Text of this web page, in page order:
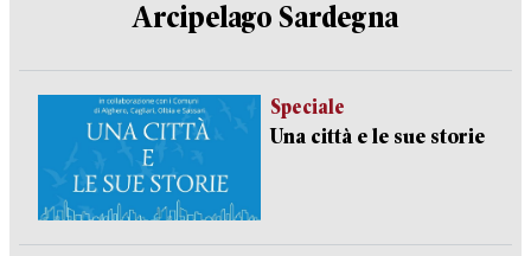
Arcipelago Sardegna
Speciale
Una città e le sue storie